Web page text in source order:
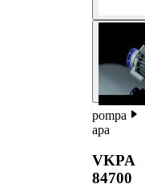
pompa
apa
VKPA
84700